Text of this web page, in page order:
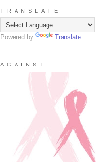
T R A N S L A T E
Powered by Translate
A G A I N S T